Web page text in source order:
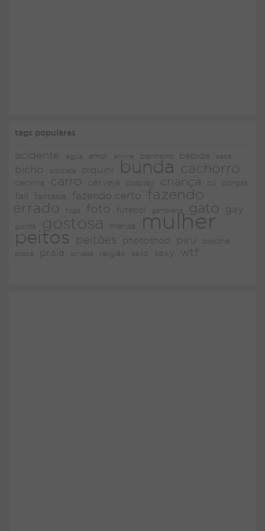
tags populares
acidente agua amor anime banheiro bebida bebê
bicho bicicleta biquini bunda cachorro
calcinha carro cerveja cosplay criança cu dorgas
fail fantasia fazendo certo
fazendo
errado
fogo foto futebol gambiarra gato gay
gorda gostosa merda mulher
peitos peitões photoshop piru piscina
placa praia privada religião sexo sexy wtf